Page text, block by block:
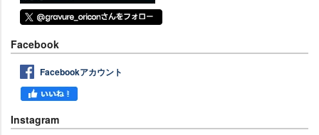
Facebook
Facebookアカウント
Instagram